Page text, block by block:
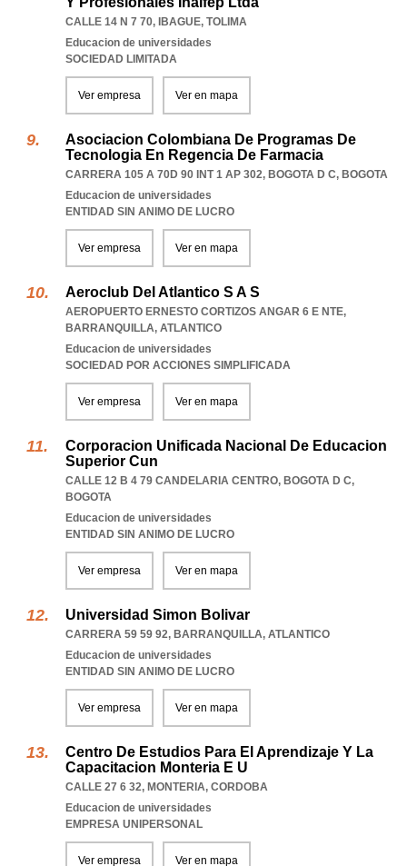
CALLE 14 N 7 70, IBAGUE, TOLIMA
Educacion de universidades
SOCIEDAD LIMITADA
Ver empresa Ver en mapa
Asociacion Colombiana De Programas De
Tecnologia En Regencia De Farmacia
CARRERA 105 A 70D 90 INT 1 AP 302, BOGOTA D C, BOGOTA
Educacion de universidades
ENTIDAD SIN ANIMO DE LUCRO
Ver empresa Ver en mapa
Aeroclub Del Atlantico S A S
AEROPUERTO ERNESTO CORTIZOS ANGAR 6 E NTE,
BARRANQUILLA, ATLANTICO
Educacion de universidades
SOCIEDAD POR ACCIONES SIMPLIFICADA
Ver empresa Ver en mapa
Corporacion Unificada Nacional De Educacion
Superior Cun
CALLE 12 B 4 79 CANDELARIA CENTRO, BOGOTA D C,
BOGOTA
Educacion de universidades
ENTIDAD SIN ANIMO DE LUCRO
Ver empresa Ver en mapa
Universidad Simon Bolivar
CARRERA 59 59 92, BARRANQUILLA, ATLANTICO
Educacion de universidades
ENTIDAD SIN ANIMO DE LUCRO
Ver empresa Ver en mapa
Centro De Estudios Para El Aprendizaje Y La
Capacitacion Monteria E U
CALLE 27 6 32, MONTERIA, CORDOBA
Educacion de universidades
EMPRESA UNIPERSONAL
Ver empresa Ver en mapa